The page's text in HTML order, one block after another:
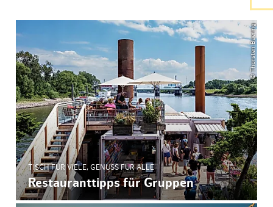
© Thorsten Baering
TISCH FÜR VIELE, GENUSS FÜR ALLE
Restauranttipps für Gruppen